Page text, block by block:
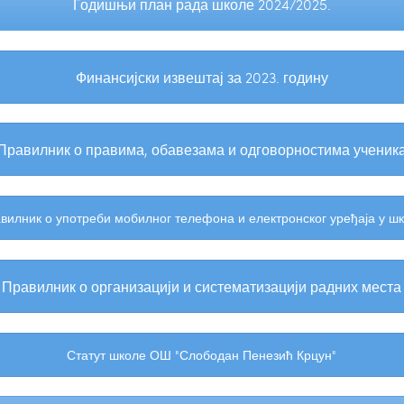
Годишњи план рада школе 2024/2025.
Финансијски извештај за 2023. годину
о правима, обавезама и одговорностима
о употреби мобилног телефона и електронског уређаја у
Правилник о организацији и систематизацији радних места
Статут школе ОШ "Слободан Пенезић Крцун"